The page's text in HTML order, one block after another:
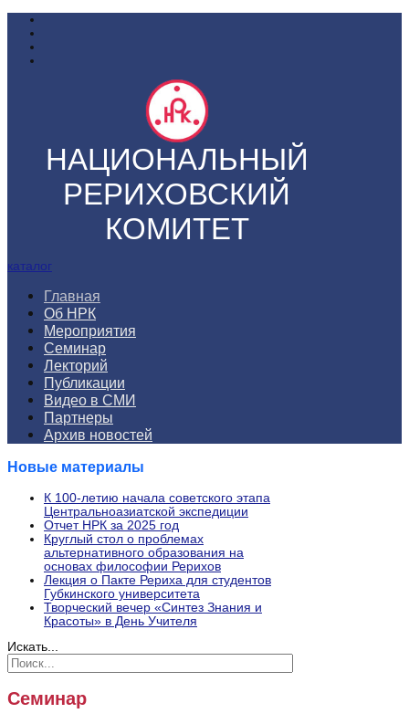
НАЦИОНАЛЬНЫЙ
РЕРИХОВСКИЙ
КОМИТЕТ
каталог
Главная
Об НРК
Мероприятия
Семинар
Лекторий
Публикации
Видео в СМИ
Партнеры
Архив новостей
Новые материалы
К 100-летию начала советского этапа
Центральноазиатской экспедиции
Отчет НРК за 2025 год
Круглый стол о проблемах
альтернативного образования на
основах философии Рерихов
Лекция о Пакте Рериха для студентов
Губкинского университета
Творческий вечер «Синтез Знания и
Красоты» в День Учителя
Искать...
Семинар